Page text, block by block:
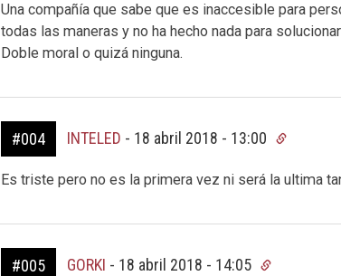
Una compañía que sabe que es inaccesible para
todas las maneras y no ha hecho nada para
Doble moral o quizá ninguna.
#004 INTELED - 18 abril 2018 - 13:00
Es triste pero no es la primera vez ni será la ultima
#005 GORKI - 18 abril 2018 - 14:05